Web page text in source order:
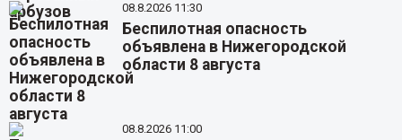
08.8.2026 11:30
Беспилотная опасность
объявлена в Нижегородской
области 8 августа
08.8.2026 11:00